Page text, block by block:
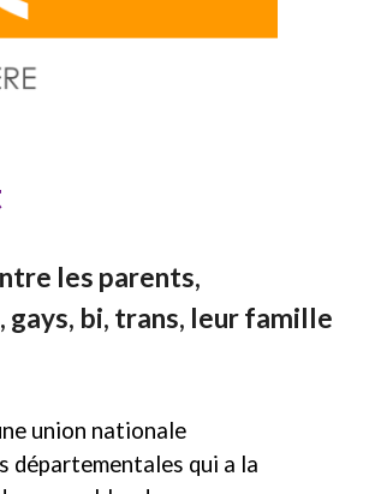
les parents,
gays, bi, trans, leur famille
union nationale
départementales qui a la